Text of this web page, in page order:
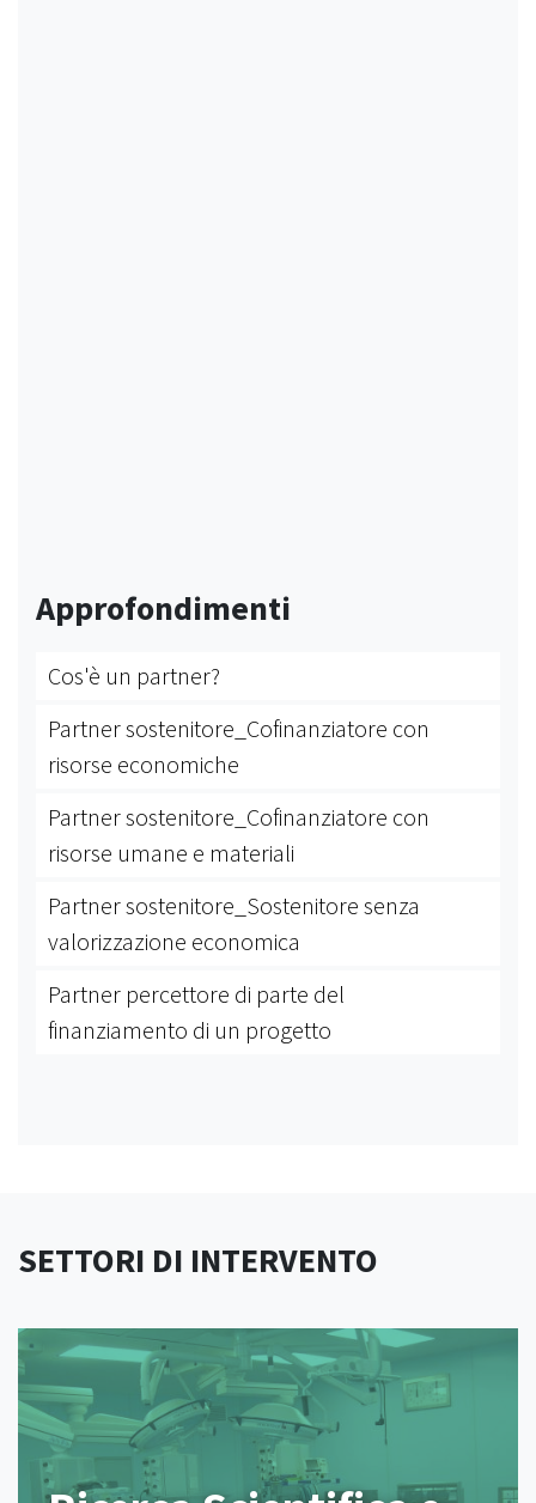
Approfondimenti
Cos'è un partner?
Partner sostenitore_Cofinanziatore con
risorse economiche
Partner sostenitore_Cofinanziatore con
risorse umane e materiali
Partner sostenitore_Sostenitore senza
valorizzazione economica
Partner percettore di parte del
finanziamento di un progetto
SETTORI DI INTERVENTO